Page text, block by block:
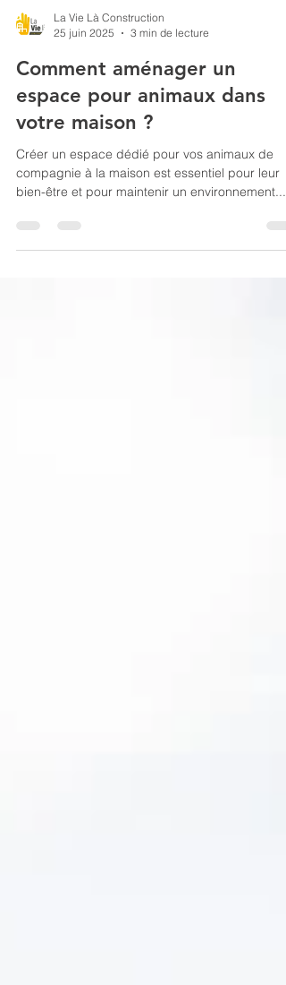
25 juin 2025
3 min de lecture
Comment aménager un
espace pour animaux dans
votre maison ?
Créer un espace dédié pour vos animaux de
bien-être et pour maintenir un environnement...